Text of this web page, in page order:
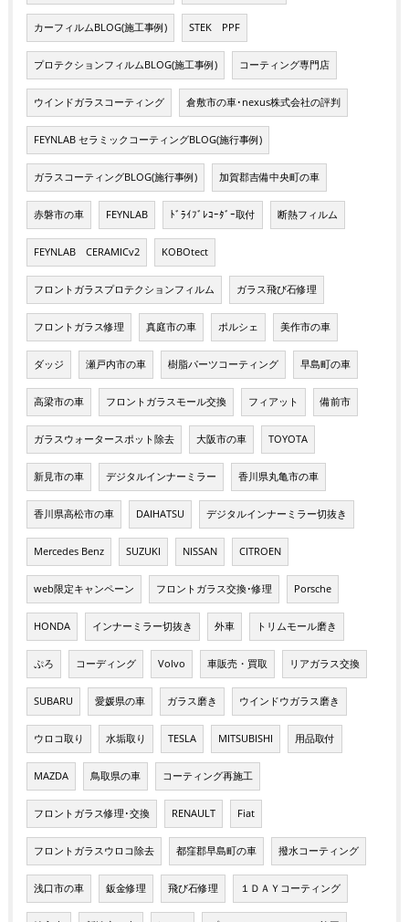
カーフィルムBLOG(施工事例) STEK PPF
プロテクションフィルムBLOG(施工事例) コーティング専門店
ウインドガラスコーティング 倉敷市の車･nexus株式会社の評判
FEYNLAB セラミックコーティングBLOG(施行事例)
ガラスコーティングBLOG(施行事例) 加賀郡吉備中央町の車
赤磐市の車 FEYNLAB ﾄﾞﾗｲﾌﾞﾚｺｰﾀﾞｰ取付 断熱フィルム
FEYNLAB CERAMICv2 KOBOtect
フロントガラスプロテクションフィルム ガラス飛び石修理
フロントガラス修理 真庭市の車 ポルシェ 美作市の車
ダッジ 瀬戸内市の車 樹脂パーツコーティング 早島町の車
高梁市の車 フロントガラスモール交換 フィアット 備前市
ガラスウォータースポット除去 大阪市の車 TOYOTA
新見市の車 デジタルインナーミラー 香川県丸亀市の車
香川県高松市の車 DAIHATSU デジタルインナーミラー切抜き
Mercedes Benz SUZUKI NISSAN CITROEN
web限定キャンペーン フロントガラス交換･修理 Porsche
HONDA インナーミラー切抜き 外車 トリムモール磨き
ぷろ コーディング Volvo 車販売・買取 リアガラス交換
SUBARU 愛媛県の車 ガラス磨き ウインドウガラス磨き
ウロコ取り 水垢取り TESLA MITSUBISHI 用品取付
MAZDA 鳥取県の車 コーティング再施工
フロントガラス修理･交換 RENAULT Fiat
フロントガラスウロコ除去 都窪郡早島町の車 撥水コーティング
浅口市の車 鈑金修理 飛び石修理 １ＤＡＹコーティング